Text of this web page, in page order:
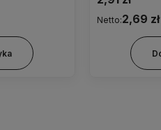
Netto:2,69 zł